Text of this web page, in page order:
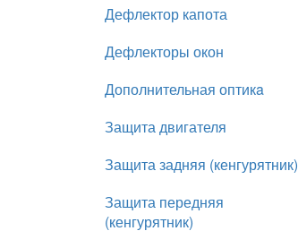
Дефлектор капота
Дефлекторы окон
Дополнительная оптикa
Защита двигателя
Защита задняя (кенгурятник)
Защита передняя
(кенгурятник)